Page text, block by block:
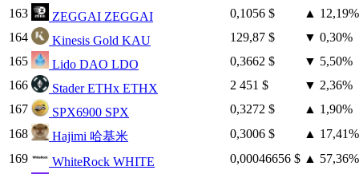
163
ZEGGAI ZEGGAI 0,1056 $ ▲ 12,19%
164
Kinesis Gold KAU 129,87 $ ▼ 0,30%
165
Lido DAO LDO 0,3662 $ ▼ 5,50%
166
Stader ETHx ETHX 2 451 $ ▼ 2,36%
167
SPX6900 SPX 0,3272 $ ▲ 1,90%
168
Hajimi 哈基米 0,3006 $ ▲ 17,41%
169
WhiteRock WHITE 0,00046656 $ ▲ 57,36%